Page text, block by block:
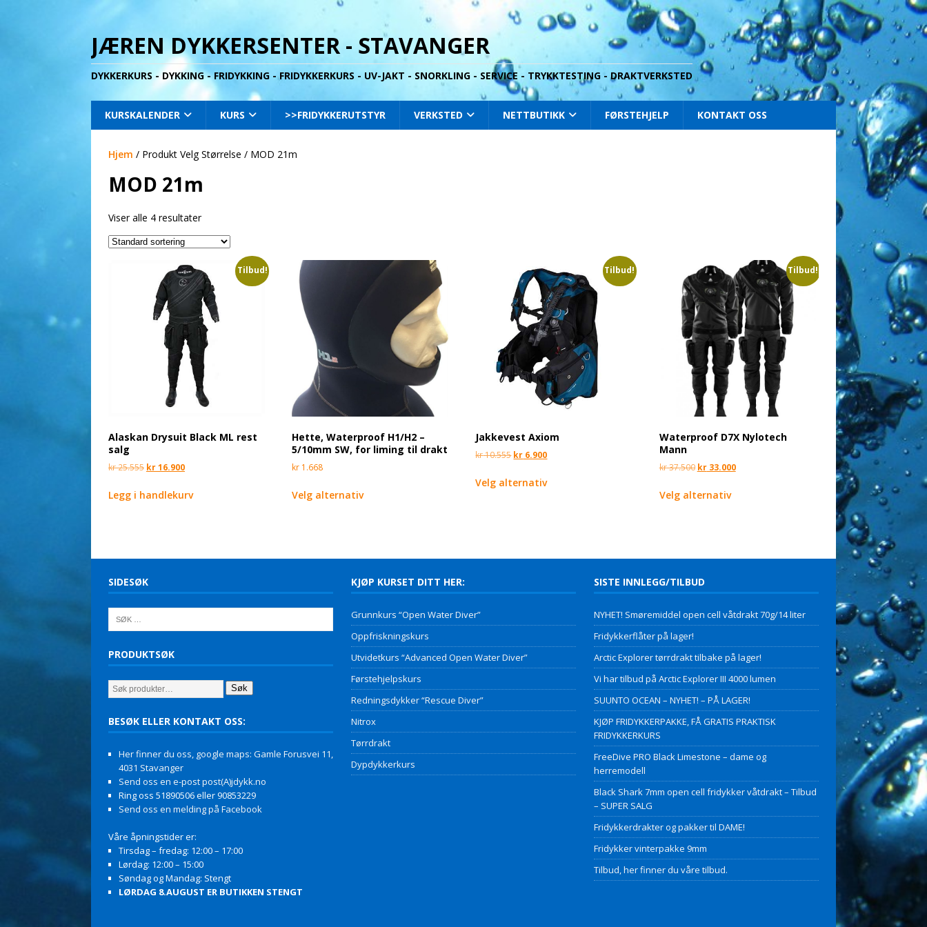
JÆREN DYKKERSENTER - STAVANGER
DYKKERKURS - DYKKING - FRIDYKKING - FRIDYKKERKURS - UV-JAKT - SNORKLING - SERVICE - TRYKKTESTING - DRAKTVERKSTED
KURSKALENDER KURS >>FRIDYKKERUTSTYR VERKSTED NETTBUTIKK FØRSTEHJELP KONTAKT OSS
Hjem / Produkt Velg Størrelse / MOD 21m
MOD 21m
Viser alle 4 resultater
Tilbud!
Alaskan Drysuit Black ML rest
salg
kr25.555 kr16.900
Legg i handlekurv
Hette, Waterproof H1/H2 –
5/10mm SW, for liming til drakt
kr 1.668
Velg alternativ
Tilbud!
Jakkevest Axiom
kr10.555 kr 6.900
Velg alternativ
Tilbud!
Waterproof D7X Nylotech
Mann
kr37.500 kr33.000
Velg alternativ
SIDESØK
PRODUKTSØK
Søk
BESØK ELLER KONTAKT OSS:
Her finner du oss, google maps: Gamle Forusvei 11,
4031 Stavanger
Send oss en e-post post(A)jdykk.no
Ring oss 51890506 eller 90853229
Send oss en melding på Facebook
Våre åpningstider er:
Tirsdag – fredag: 12:00 – 17:00
Lørdag: 12:00 – 15:00
Søndag og Mandag: Stengt
LØRDAG 8.AUGUST ER BUTIKKEN STENGT
KJØP KURSET DITT HER:
Grunnkurs “Open Water Diver”
Oppfriskningskurs
Utvidetkurs “Advanced Open Water Diver”
Førstehjelpskurs
Redningsdykker “Rescue Diver”
Nitrox
Tørrdrakt
Dypdykkerkurs
SISTE INNLEGG/TILBUD
NYHET! Smøremiddel open cell våtdrakt 70g/14 liter
Fridykkerflåter på lager!
Arctic Explorer tørrdrakt tilbake på lager!
Vi har tilbud på Arctic Explorer III 4000 lumen
SUUNTO OCEAN – NYHET! – PÅ LAGER!
KJØP FRIDYKKERPAKKE, FÅ GRATIS PRAKTISK
FRIDYKKERKURS
FreeDive PRO Black Limestone – dame og
herremodell
Black Shark 7mm open cell fridykker våtdrakt – Tilbud
– SUPER SALG
Fridykkerdrakter og pakker til DAME!
Fridykker vinterpakke 9mm
Tilbud, her finner du våre tilbud.